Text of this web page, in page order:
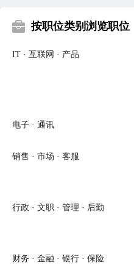
按职位类别浏览职位
IT · 互联网 · 产品
电子 · 通讯
销售 · 市场 · 客服
行政 · 文职 · 管理 · 后勤
财务 · 金融 · 银行 · 保险